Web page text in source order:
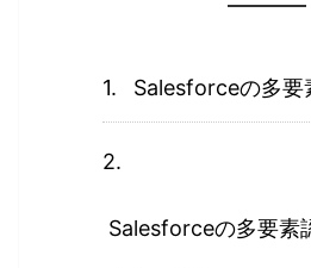
Salesforceの多要
Salesforceの多要素